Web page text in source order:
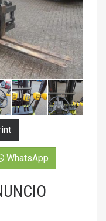
WhatsApp